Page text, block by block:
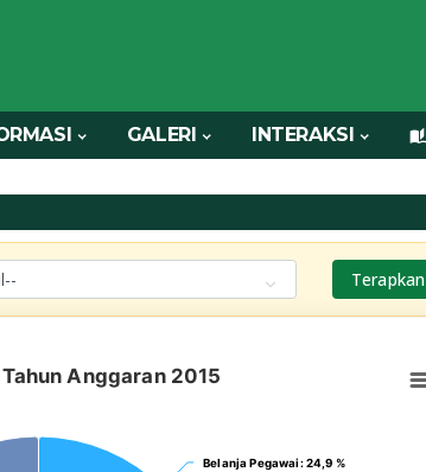
GALERI INTERAKSI
Terapkan
Anggaran 2015
Belanja Pegawai: 24,9 %
Belanja Pegawai: 24,9 %